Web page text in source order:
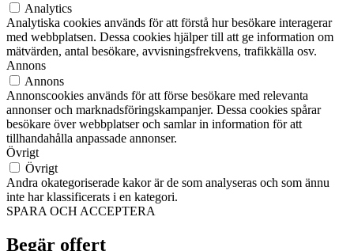
Analytics
Analytiska cookies används för att förstå hur besökare interagerar
med webbplatsen. Dessa cookies hjälper till att ge information om
mätvärden, antal besökare, avvisningsfrekvens, trafikkälla osv.
Annons
Annons
Annonscookies används för att förse besökare med relevanta
annonser och marknadsföringskampanjer. Dessa cookies spårar
besökare över webbplatser och samlar in information för att
tillhandahålla anpassade annonser.
Övrigt
Övrigt
Andra okategoriserade kakor är de som analyseras och som ännu
inte har klassificerats i en kategori.
SPARA OCH ACCEPTERA
Begär offert